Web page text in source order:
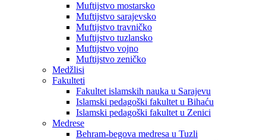
Muftijstvo mostarsko
Muftijstvo sarajevsko
Muftijstvo travničko
Muftijstvo tuzlansko
Muftijstvo vojno
Muftijstvo zeničko
Medžlisi
Fakulteti
Fakultet islamskih nauka u Sarajevu
Islamski pedagoški fakultet u Bihaću
Islamski pedagoški fakultet u Zenici
Medrese
Behram-begova medresa u Tuzli